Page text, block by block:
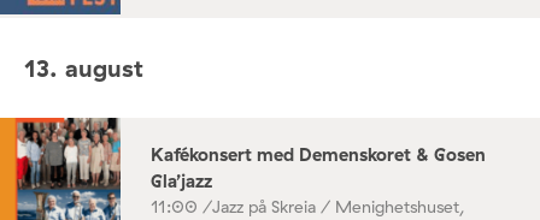
13. august
Kafékonsert med Demenskoret & Gosen
Gla’jazz
11:00 /Jazz på Skreia / Menighetshuset,